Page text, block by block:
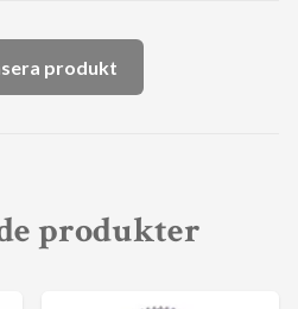
produkt
produkter